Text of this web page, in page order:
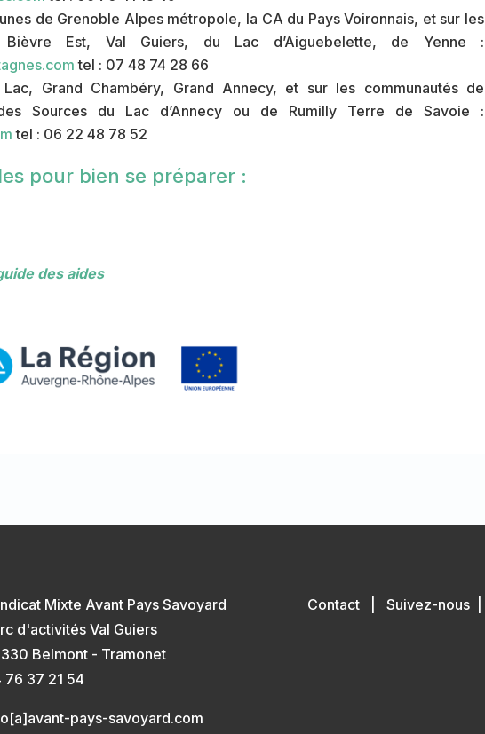
de Grenoble Alpes métropole, la CA du Pays Voironnais, et sur les
Bièvre Est, Val Guiers, du Lac d’Aiguebelette, de Yenne :
tel : 07 48 74 28 66
Grand Chambéry, Grand Annecy, et sur les communautés de
Sources du Lac d’Annecy ou de Rumilly Terre de Savoie :
tel : 06 22 48 78 52
pour bien se préparer :
des aides
Mixte Avant Pays Savoyard
d'activités Val Guiers
Belmont - Tramonet
76 37 21 54
pays-savoyard.com
Contact| Suivez-nous